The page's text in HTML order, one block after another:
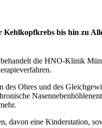
Kehlkopfkrebs bis hin zu
die HNO-Klinik
des Ohres und des
davon eine Kinderstation,